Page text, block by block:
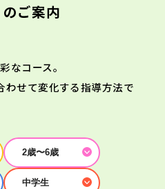
ご案内
なコース。
わせて変化する指導方法で
2歳〜6歳
中学生